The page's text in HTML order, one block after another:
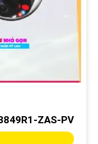
ZAS-PV
️